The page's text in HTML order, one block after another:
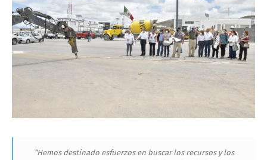
“Hemos destinado esfuerzos en buscar los recursos y los